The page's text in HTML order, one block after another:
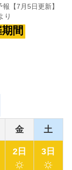
【7月5日更新】
り
間
金 土
2日 3日